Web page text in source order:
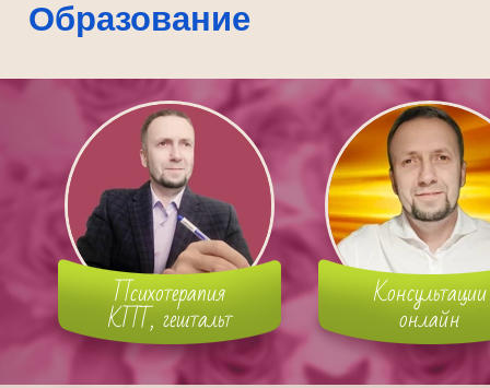
Образование
Психотерапия
КПТ, гештальт
Консультации
онлайн